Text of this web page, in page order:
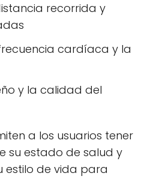
recorrida y
cardíaca y la
y la calidad del
a los usuarios tener
su estado de salud y
estilo de vida para